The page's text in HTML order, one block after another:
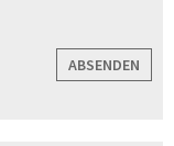
ABSENDEN